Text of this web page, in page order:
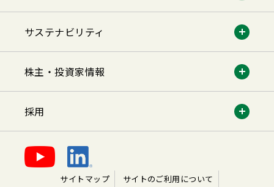
サステナビリティ
株主・投資家情報
採用
サイトマップ サイトのご利用について